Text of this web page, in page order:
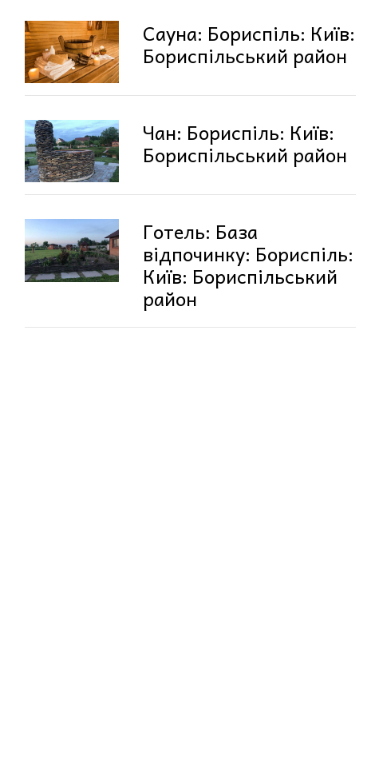
Сауна: Бориспіль: Київ:
Бориспільський район
Чан: Бориспіль: Київ:
Бориспільський район
Готель: База
відпочинку: Бориспіль:
Київ: Бориспільський
район